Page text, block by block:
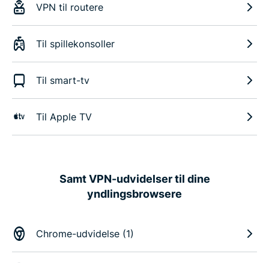
VPN til routere
Til spillekonsoller
Til smart-tv
Til Apple TV
Samt VPN-udvidelser til dine
yndlingsbrowsere
Chrome-udvidelse (1)